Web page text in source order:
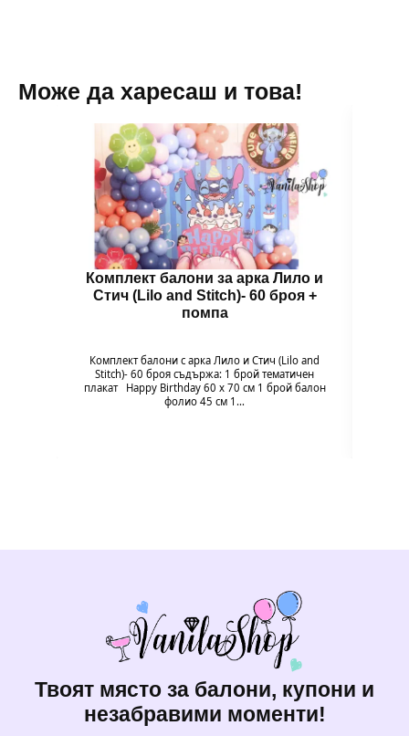
Може да харесаш и това!
Комплект балони за арка Лило и
Стич (Lilo and Stitch)- 60 броя +
помпа
Комплект балони с арка Лило и Стич (Lilo and
Stitch)- 60 броя съдържа: 1 брой тематичен
плакат Happy Birthday 60 х 70 см 1 брой балон
фолио 45 см 1…
Твоят място за балони, купони и
незабравими моменти!